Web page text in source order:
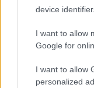
device
I want to allow
Google for
I want to allow
personalized
Gergő,
Stern Dániel,
Tünde, Vida Sára.
a magyar
feolvasó: Bozai